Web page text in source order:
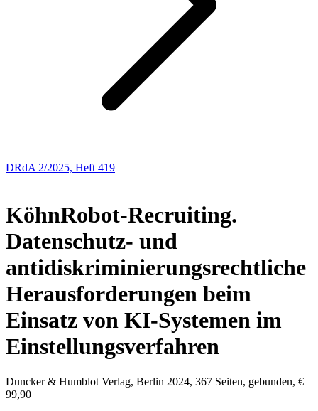
DRdA 2/2025, Heft 419
KöhnRobot-Recruiting.
Datenschutz- und
antidiskriminierungsrechtliche
Herausforderungen beim
Einsatz von KI-Systemen im
Einstellungsverfahren
Duncker & Humblot Verlag, Berlin 2024, 367 Seiten, gebunden, €
99,90